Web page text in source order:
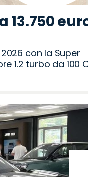
13.750
con la Super
1.2 turbo da 100